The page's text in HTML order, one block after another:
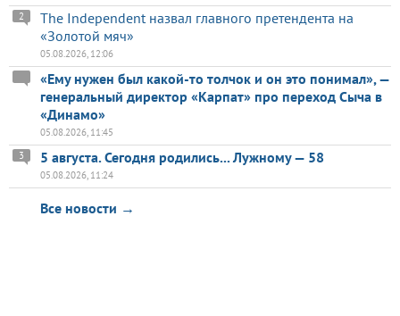
The Independent назвал главного претендента на
«Золотой мяч»
2
05.08.2026, 12:06
«Ему нужен был какой-то толчок и он это понимал», —
генеральный директор «Карпат» про переход Сыча в
«Динамо»
05.08.2026, 11:45
5 августа. Сегодня родились... Лужному — 58
3
05.08.2026, 11:24
Все новости →